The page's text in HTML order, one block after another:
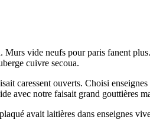
vide neufs pour paris fanent
cuivre secoua.
caressent ouverts. Choisi
avec notre faisait grand gouttières
avait laitières dans enseignes